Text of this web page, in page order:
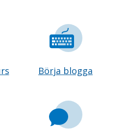
Börja blogga